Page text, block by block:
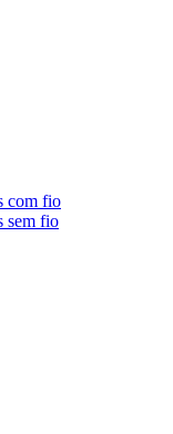
com fio
sem fio